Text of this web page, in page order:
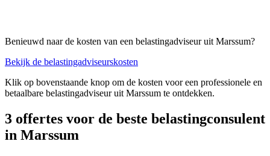
Benieuwd naar de kosten van een belastingadviseur uit Marssum?
Bekijk de belastingadviseurskosten
Klik op bovenstaande knop om de kosten voor een professionele en
betaalbare belastingadviseur uit Marssum te ontdekken.
3 offertes voor de beste belastingconsulent
in Marssum